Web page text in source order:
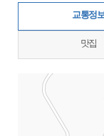
교통정
맛집
지도삽입 (가로